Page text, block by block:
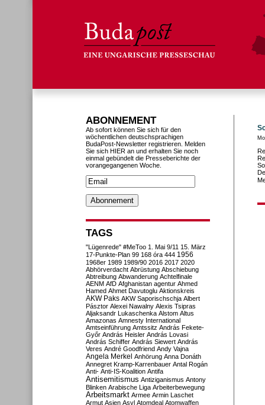
ABONNEMENT
Ab sofort können Sie sich für den
wöchentlichen deutschsprachigen
BudaPost-Newsletter registrieren. Melden
Sie sich HIER an und erhalten Sie noch
einmal gebündelt die Presseberichte der
vorangegangenen Woche.
TAGS
"Lügenrede" #MeToo 1. Mai 9/11 15. März
17-Punkte-Plan 99 168 óra 444 1956
1968er 1989 1989/90 2016 2017 2020
Abhörverdacht Abrüstung Abschiebung
Abtreibung Abwanderung Achtelfinale
AENM AfD Afghanistan agentur Ahmed
Hamed Ahmet Davutoglu Aktionskreis
AKW Paks AKW Saporischschja Albert
Pásztor Alexei Nawalny Alexis Tsipras
Aljaksandr Lukaschenka Alstom Altus
Amazonas Amnesty International
Amtseinführung Amtssitz András Fekete-
Győr András Heisler András Lovasi
András Schiffer András Siewert András
Veres André Goodfriend Andy Vajna
Angela Merkel Anhörung Anna Donáth
Annegret Kramp-Karrenbauer Antal Rogán
Anti- Anti-IS-Koalition Antifa
Antisemitismus Antiziganismus Antony
Blinken Arabische Liga Arbeiterbewegung
Arbeitsmarkt Armee Armin Laschet
Armut Asien Asyl Atomdeal Atomwaffen